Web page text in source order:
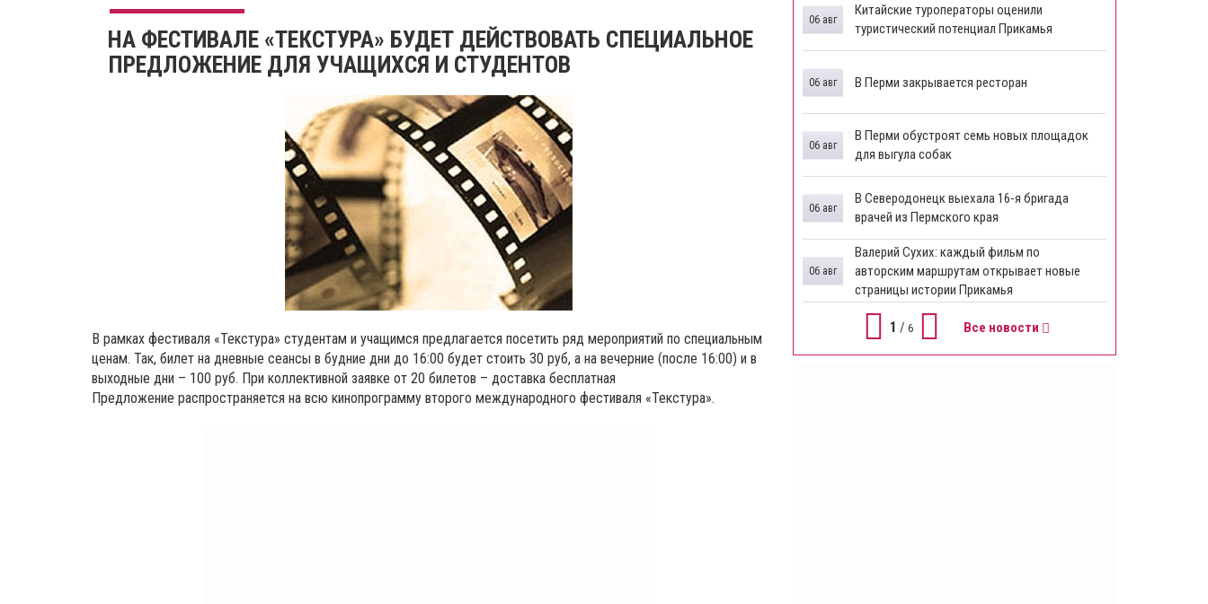
НА ФЕСТИВАЛЕ «ТЕКСТУРА» БУДЕТ ДЕЙСТВОВАТЬ СПЕЦИАЛЬНОЕ
ПРЕДЛОЖЕНИЕ ДЛЯ УЧАЩИХСЯ И СТУДЕНТОВ
В рамках фестиваля «Текстура» студентам и учащимся предлагается посетить ряд мероприятий по специальным
ценам. Так, билет на дневные сеансы в будние дни до 16:00 будет стоить 30 руб, а на вечерние (после 16:00) и в
выходные дни – 100 руб. При коллективной заявке от 20 билетов – доставка бесплатная
Предложение распространяется на всю кинопрограмму второго международного фестиваля «Текстура».
Китайские туроператоры оценили
туристический потенциал Прикамья
06 авг
В Перми закрывается ресторан
06 авг
​В Перми обустроят семь новых площадок
для выгула собак
06 авг
В Северодонецк выехала 16-я бригада
врачей из Пермского края
06 авг
​Валерий Сухих: каждый фильм по
авторским маршрутам открывает новые
страницы истории Прикамья
06 авг
1 / 6 Все новости